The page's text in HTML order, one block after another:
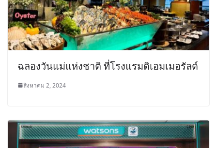
ฉลองวันแม่แห่งชาติ ที่โรงแรมดิเอมเมอรัลด์
สิงหาคม 2, 2024